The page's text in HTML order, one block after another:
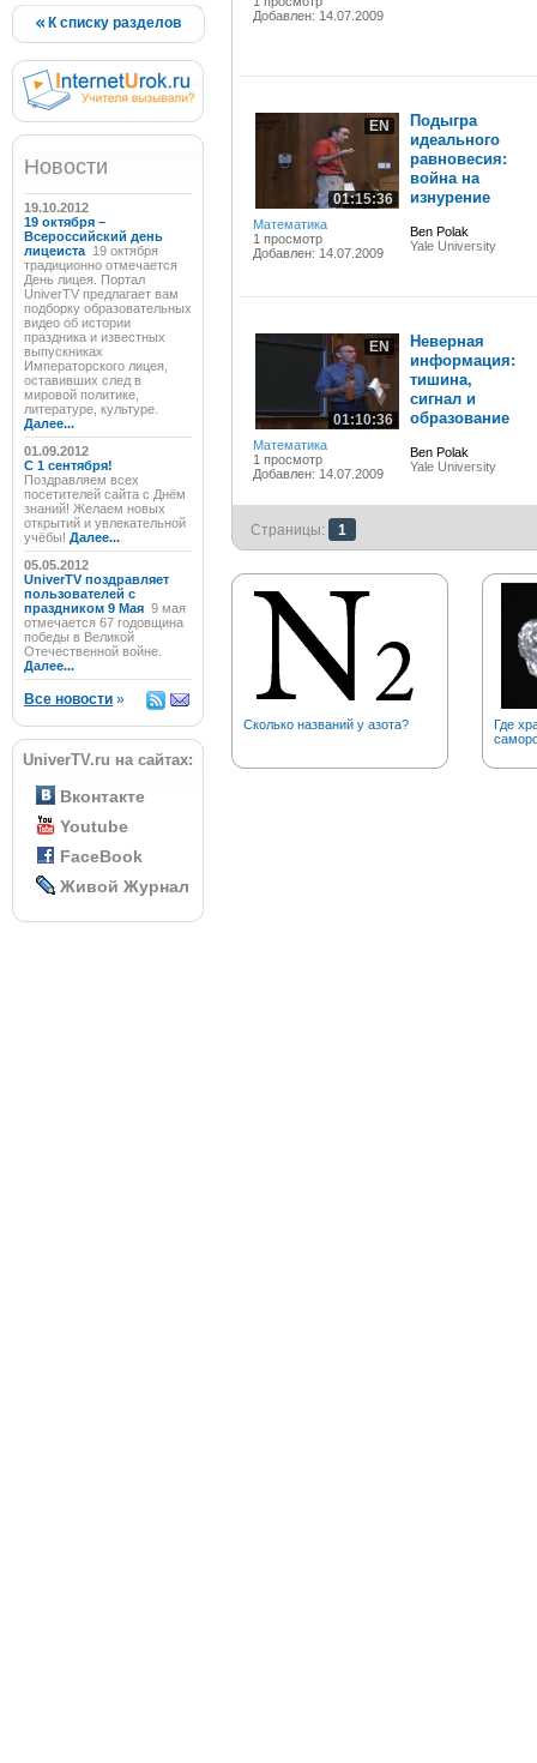
К списку разделов
Новости
19.10.2012
19 октября –
Всероссийский день
лицеиста 19 октября
традиционно отмечается
День лицея. Портал
UniverTV предлагает вам
подборку образовательных
видео об истории
праздника и известных
выпускниках
Императорского лицея,
оставивших след в
мировой политике,
литературе, культуре.
Далее...
01.09.2012
C 1 сентября!
Поздравляем всех
посетителей сайта с Днём
знаний! Желаем новых
открытий и увлекательной
учёбы! Далее...
05.05.2012
UniverTV поздравляет
пользователей с
праздником 9 Мая 9 мая
отмечается 67 годовщина
победы в Великой
Отечественной войне.
Далее...
Все новости »
UniverTV.ru на сайтах:
Вконтакте
Youtube
FaceBook
Живой Журнал
Добавлен: 14.07.2009
EN
01:15:36
Математика
1 просмотр
Добавлен: 14.07.2009
Подыгра
идеального
равновесия:
война на
изнурение
Ben Polak
Yale University
EN
01:10:36
Математика
1 просмотр
Добавлен: 14.07.2009
Неверная
информация:
тишина,
сигнал и
образование
Ben Polak
Yale University
Страницы: 1
Сколько названий у азота?
Где